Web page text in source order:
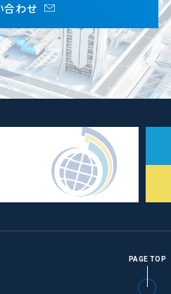
合わせ
PAGE TOP